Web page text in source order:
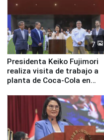
7
Presidenta Keiko Fujimori
realiza visita de trabajo a
planta de Coca-Cola en